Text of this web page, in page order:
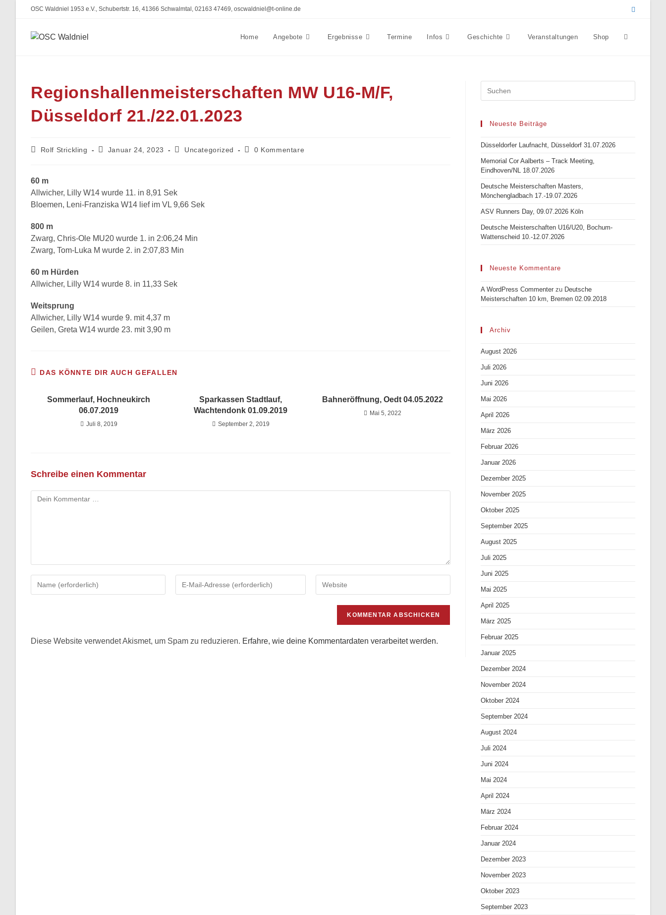
OSC Waldniel 1953 e.V., Schubertstr. 16, 41366 Schwalmtal, 02163 47469, oscwaldniel@t-online.de
Home Angebote Ergebnisse Termine Infos Geschichte Veranstaltungen Shop Website-
Regionshallenmeisterschaften MW U16-M/F,
Düsseldorf 21./22.01.2023
Beitrags-
Rolf Strickling
Beitrag
Januar 24, 2023
Beitrags-
Uncategorized
Beitrags-
0 Kommentare
60 m
Allwicher, Lilly W14 wurde 11. in 8,91 Sek
Bloemen, Leni-Franziska W14 lief im VL 9,66 Sek
800 m
Zwarg, Chris-Ole MU20 wurde 1. in 2:06,24 Min
Zwarg, Tom-Luka M wurde 2. in 2:07,83 Min
60 m Hürden
Allwicher, Lilly W14 wurde 8. in 11,33 Sek
Weitsprung
Allwicher, Lilly W14 wurde 9. mit 4,37 m
Geilen, Greta W14 wurde 23. mit 3,90 m
DAS KÖNNTE DIR AUCH GEFALLEN
Sommerlauf, Hochneukirch
06.07.2019
Juli 8, 2019
Sparkassen Stadtlauf,
Wachtendonk 01.09.2019
September 2, 2019
Bahneröffnung, Oedt 04.05.2022
Mai 5, 2022
Schreibe einen Kommentar
Kommentar
deinen
Kommentieren
deine
Kommentieren
deine
Diese Website verwendet Akismet, um Spam zu reduzieren. Erfahre, wie deine Kommentardaten verarbeitet werden.
Neueste Beiträge
Düsseldorfer Laufnacht, Düsseldorf 31.07.2026
Memorial Cor Aalberts – Track Meeting,
Eindhoven/NL 18.07.2026
Deutsche Meisterschaften Masters,
Mönchengladbach 17.-19.07.2026
ASV Runners Day, 09.07.2026 Köln
Deutsche Meisterschaften U16/U20, Bochum-
Wattenscheid 10.-12.07.2026
Neueste Kommentare
A WordPress Commenter zu Deutsche
Meisterschaften 10 km, Bremen 02.09.2018
Archiv
August 2026
Juli 2026
Juni 2026
Mai 2026
April 2026
März 2026
Februar 2026
Januar 2026
Dezember 2025
November 2025
Oktober 2025
September 2025
August 2025
Juli 2025
Juni 2025
Mai 2025
April 2025
März 2025
Februar 2025
Januar 2025
Dezember 2024
November 2024
Oktober 2024
September 2024
August 2024
Juli 2024
Juni 2024
Mai 2024
April 2024
März 2024
Februar 2024
Januar 2024
Dezember 2023
November 2023
Oktober 2023
September 2023